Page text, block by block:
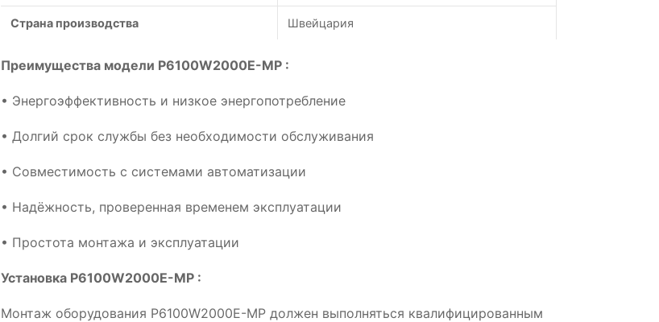
Страна производства Швейцария
Преимущества модели P6100W2000E-MP :
• Энергоэффективность и низкое энергопотребление
• Долгий срок службы без необходимости обслуживания
• Совместимость с системами автоматизации
• Надёжность, проверенная временем эксплуатации
• Простота монтажа и эксплуатации
Установка P6100W2000E-MP :
Монтаж оборудования P6100W2000E-MP должен выполняться квалифицированным